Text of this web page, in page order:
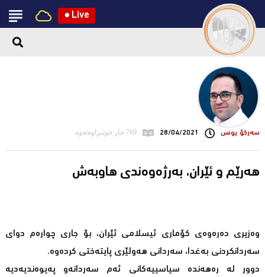
● Live
سه‌ركۆ یونس 28/04/2021 769 جار خوێنراوەتەوە
هەرێم و ئێران، بەرژەوەندی هاوبەش
وەزیری دەرەوەی کۆماری ئیسلامی ئێران، بۆ جاری چوارەم دوای
سەردانکردنی بەغدا، سەردانی هەولێری پایتەختی کردەوە.
دوور لە رەهەندە سیاسییەکانی ئەم سەردانەو پەیوەندیەدیە